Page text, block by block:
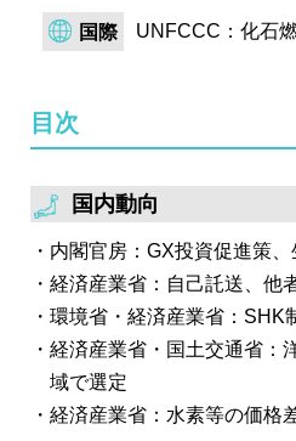
で日本版S1, S2の審議は一
見が割れていた論点につ
果を踏まえ、今年度中に公
国際 UNFCCC：化石
目次
国内動向
内閣官房：GX投資促進策
経済産業省：自己託送、他
環境省・経済産業省：SHK
経済産業省・国土交通省：
域で選定
経済産業省：水素等の価格